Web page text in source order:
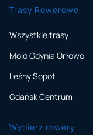
Trasy Rowerowe
Wszystkie trasy
Molo Gdynia Orłowo
Leśny Sopot
Gdańsk Centrum
Wybierz rowery